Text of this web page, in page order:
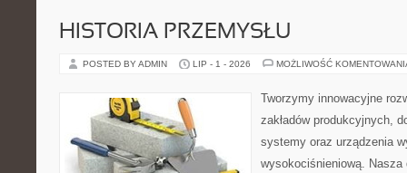
HISTORIA PRZEMYSŁU
POSTED BY ADMIN LIP - 1 - 2026 MOŻLIWOŚĆ
Tworzymy innowacyjne
zakładów produkcyjnych,
systemy oraz urządzenia
wysokociśnieniową. Nasza